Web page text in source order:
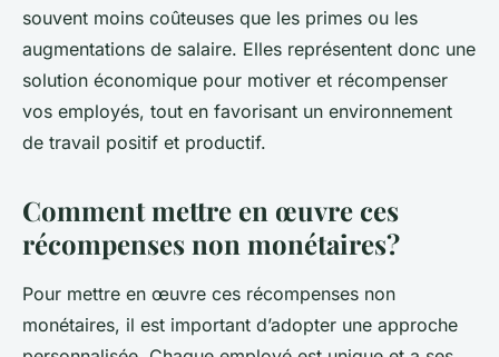
souvent moins coûteuses que les primes ou les
augmentations de salaire. Elles représentent donc une
solution économique pour motiver et récompenser
vos employés, tout en favorisant un environnement
de travail positif et productif.
Comment mettre en œuvre ces
récompenses non monétaires?
Pour mettre en œuvre ces récompenses non
monétaires, il est important d’adopter une approche